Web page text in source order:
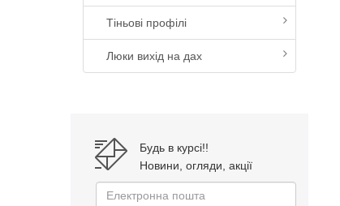
Тіньові профілі
Люки вихід на дах
Будь в курсі!!
Новини, огляди, акції